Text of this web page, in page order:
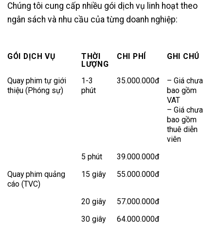
Chúng tôi cung cấp nhiều gói dịch vụ linh hoạt theo
ngân sách và nhu cầu của từng doanh nghiệp:
GÓI DỊCH VỤ
THỜI
LƯỢNG
CHI PHÍ GHI CHÚ
Quay phim tự giới
thiệu (Phóng sự)
1-3
phút
35.000.000đ
– Giá chưa
bao gồm
VAT
– Giá chưa
bao gồm
thuê diễn
viên
5 phút
39.000.000đ
Quay phim quảng
cáo (TVC)
15 giây 55.000.000đ
20 giây
57.000.000đ
30 giây
64.000.000đ